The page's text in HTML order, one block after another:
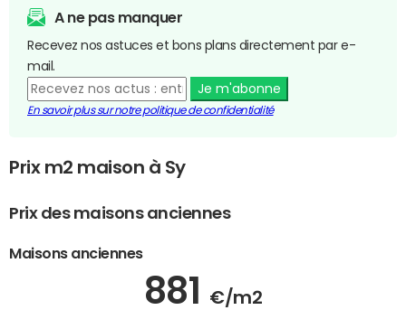
A ne pas manquer
Recevez nos astuces et bons plans directement par e-
mail.
Je m'abonne
En savoir plus sur notre politique de confidentialité
Prix m2 maison à Sy
Prix des maisons anciennes
Maisons anciennes
881 €/m2